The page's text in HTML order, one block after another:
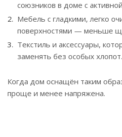
союзников в доме с
Мебель с гладкими, легко
поверхностями — меньше
Текстиль и аксессуары,
заменять без особых хлопот.
Когда дом оснащён таким
проще и менее напряжена.